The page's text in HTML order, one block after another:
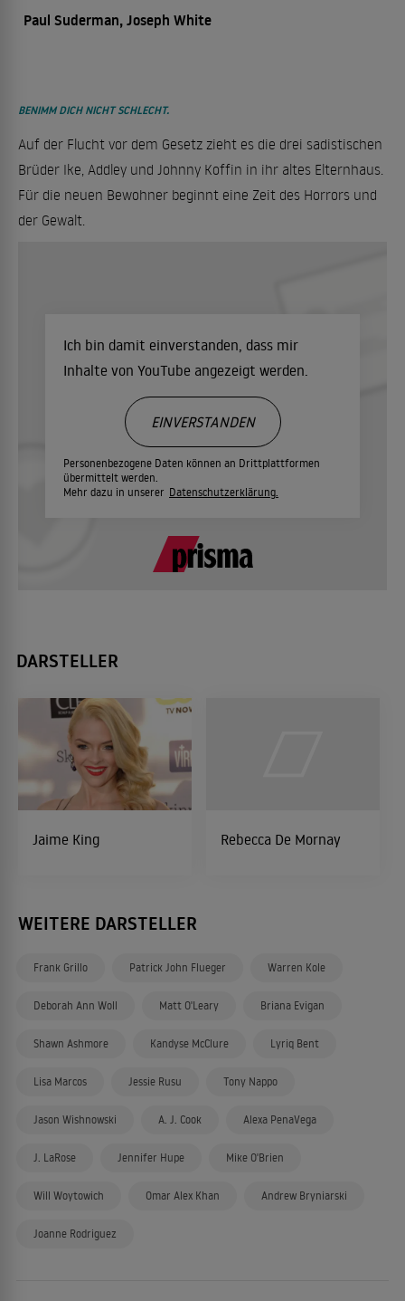
Paul Suderman, Joseph White
BENIMM DICH NICHT SCHLECHT.
Auf der Flucht vor dem Gesetz zieht es die drei sadistischen
Brüder Ike, Addley und Johnny Koffin in ihr altes Elternhaus.
Für die neuen Bewohner beginnt eine Zeit des Horrors und
der Gewalt.
Ich bin damit einverstanden, dass mir
Inhalte von YouTube angezeigt werden.
Personenbezogene Daten können an Drittplattformen
übermittelt werden.
Mehr dazu in unserer Datenschutzerklärung.
EINVERSTANDEN
DARSTELLER
Jaime King Rebecca De Mornay
WEITERE DARSTELLER
Frank Grillo Patrick John Flueger Warren Kole
Deborah Ann Woll Matt O'Leary Briana Evigan
Shawn Ashmore Kandyse McClure Lyriq Bent
Lisa Marcos Jessie Rusu Tony Nappo
Jason Wishnowski A. J. Cook Alexa PenaVega
J. LaRose Jennifer Hupe Mike O'Brien
Will Woytowich Omar Alex Khan Andrew Bryniarski
Joanne Rodriguez